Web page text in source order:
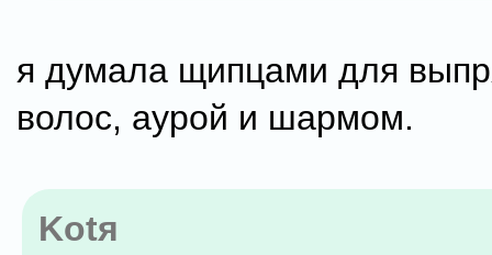
я думала щипцами для
волос, аурой и шармом.
Kotя